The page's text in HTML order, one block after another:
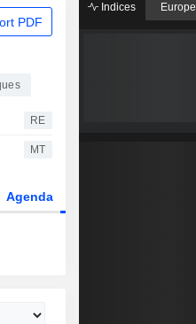
PDF
RE
MT
Agenda
Indices Europe